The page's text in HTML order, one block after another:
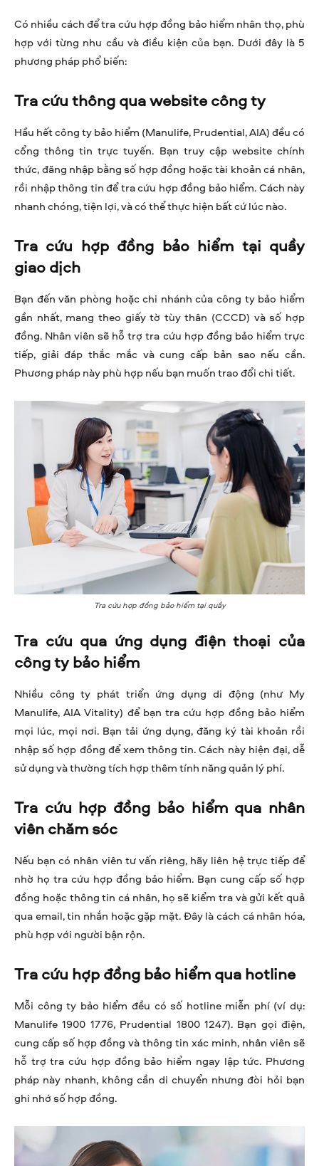
Có nhiều cách để tra cứu hợp đồng bảo hiểm nhân thọ, phù
hợp với từng nhu cầu và điều kiện của bạn. Dưới đây là 5
phương pháp phổ biến:
Tra cứu thông qua website công ty
Hầu hết công ty bảo hiểm (Manulife, Prudential, AIA) đều có
cổng thông tin trực tuyến. Bạn truy cập website chính
thức, đăng nhập bằng số hợp đồng hoặc tài khoản cá nhân,
rồi nhập thông tin để tra cứu hợp đồng bảo hiểm. Cách này
nhanh chóng, tiện lợi, và có thể thực hiện bất cứ lúc nào.
Tra cứu hợp đồng bảo hiểm tại quầy
giao dịch
Bạn đến văn phòng hoặc chi nhánh của công ty bảo hiểm
gần nhất, mang theo giấy tờ tùy thân (CCCD) và số hợp
đồng. Nhân viên sẽ hỗ trợ tra cứu hợp đồng bảo hiểm trực
tiếp, giải đáp thắc mắc và cung cấp bản sao nếu cần.
Phương pháp này phù hợp nếu bạn muốn trao đổi chi tiết.
Tra cứu hợp đồng bảo hiểm tại quầy
Tra cứu qua ứng dụng điện thoại của
công ty bảo hiểm
Nhiều công ty phát triển ứng dụng di động (như My
Manulife, AIA Vitality) để bạn tra cứu hợp đồng bảo hiểm
mọi lúc, mọi nơi. Bạn tải ứng dụng, đăng ký tài khoản rồi
nhập số hợp đồng để xem thông tin. Cách này hiện đại, dễ
sử dụng và thường tích hợp thêm tính năng quản lý phí.
Tra cứu hợp đồng bảo hiểm qua nhân
viên chăm sóc
Nếu bạn có nhân viên tư vấn riêng, hãy liên hệ trực tiếp để
nhờ họ tra cứu hợp đồng bảo hiểm. Bạn cung cấp số hợp
đồng hoặc thông tin cá nhân, họ sẽ kiểm tra và gửi kết quả
qua email, tin nhắn hoặc gặp mặt. Đây là cách cá nhân hóa,
phù hợp với người bận rộn.
Tra cứu hợp đồng bảo hiểm qua hotline
Mỗi công ty bảo hiểm đều có số hotline miễn phí (ví dụ:
Manulife 1900 1776, Prudential 1800 1247). Bạn gọi điện,
cung cấp số hợp đồng và thông tin xác minh, nhân viên sẽ
hỗ trợ tra cứu hợp đồng bảo hiểm ngay lập tức. Phương
pháp này nhanh, không cần di chuyển nhưng đòi hỏi bạn
ghi nhớ số hợp đồng.